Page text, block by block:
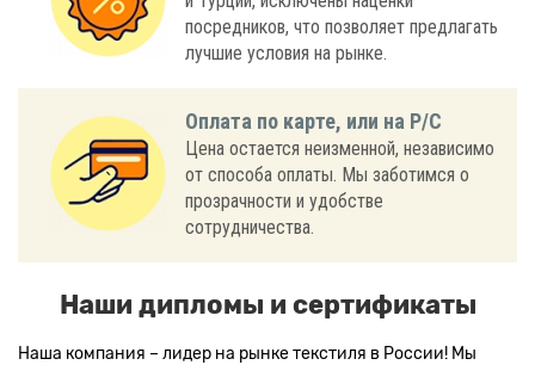
посредников, что позволяет предлагать
лучшие условия на рынке.
Оплата по карте, или на Р/С
Цена остается неизменной, независимо
от способа оплаты. Мы заботимся о
прозрачности и удобстве
сотрудничества.
Наши дипломы и сертификаты
Наша компания – лидер на рынке текстиля в России! Мы